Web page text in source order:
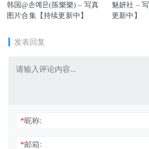
韩国@손예은(孫樂樂) – 写真
图片合集【持续更新中】
魅妍社 –
更新中】
发表回复
*昵称:
*邮箱: